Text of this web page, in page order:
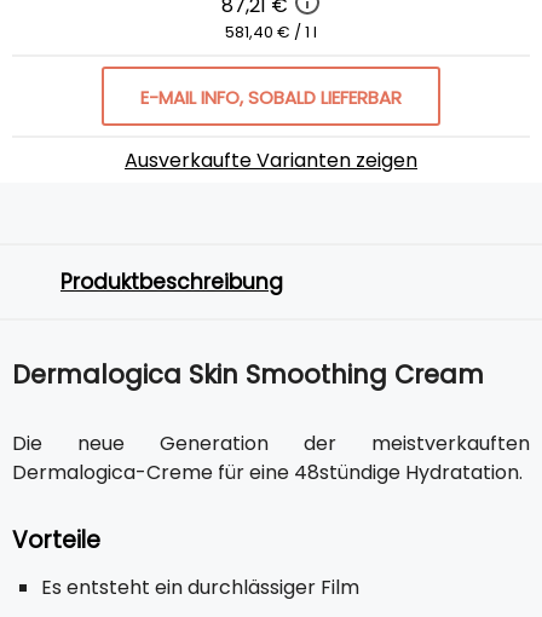
581,40 € / 1 l
E-MAIL INFO, SOBALD LIEFERBAR
Ausverkaufte Varianten zeigen
Produktbeschreibung
Dermalogica Skin Smoothing Cream
Die neue Generation der meistverkauften
Dermalogica-Creme für eine 48stündige Hydratation.
Vorteile
Es entsteht ein durchlässiger Film